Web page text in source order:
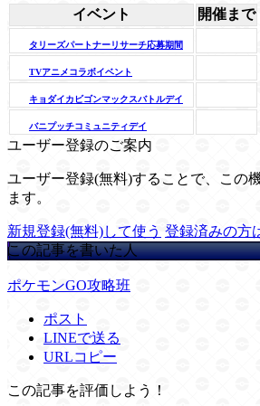
イベント 開催まで
タリーズパートナーリサーチ応募期間
TVアニメコラボイベント
キョダイカビゴンマックスバトルデイ
バニプッチコミュニティデイ
ユーザー登録のご案内
ユーザー登録(無料)することで、この
ます。
新規登録(無料)して使う 登録済みの方
この記事を書いた人
ポケモンGO攻略班
ポスト
LINEで送る
URLコピー
この記事を評価しよう！